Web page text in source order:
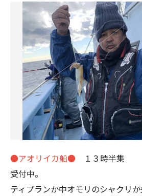
●アオリイカ船● １３時半集
受付中。
ティプランか中オモリのシャクリ